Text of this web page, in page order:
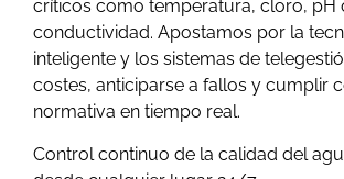
críticos como temperatura, cloro, pH
conductividad. Apostamos por la
inteligente y los sistemas de
costes, anticiparse a fallos y cumplir
normativa en tiempo real.
Control continuo de la calidad del